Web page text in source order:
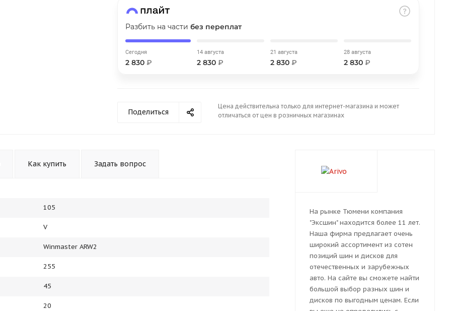
Разбить на части без переплат
Сегодня
2 830 ₽
14 августа
2 830 ₽
21 августа
2 830 ₽
28 августа
2 830 ₽
Поделиться
Цена действительна только для интернет-магазина и может
отличаться от цен в розничных магазинах
Как купить Задать вопрос
105
V
Winmaster ARW2
255
45
20
На рынке Тюмени компания
"Эксшин" находится более 11 лет.
Наша фирма предлагает очень
широкий ассортимент из сотен
позиций шин и дисков для
отечественных и зарубежных
авто. На сайте вы сможете найти
большой выбор разных шин и
дисков по выгодным ценам. Если
в корзину
с вашей карты
% каждые 2 недели
Подробнее